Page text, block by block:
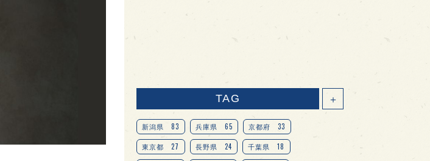
TAG ＋
新潟県 83 兵庫県 65 京都府 33
東京都 27 長野県 24 千葉県 18